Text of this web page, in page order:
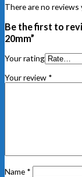
There are no reviews
Be the first to
20mm”
Your rating
Your review *
Name *